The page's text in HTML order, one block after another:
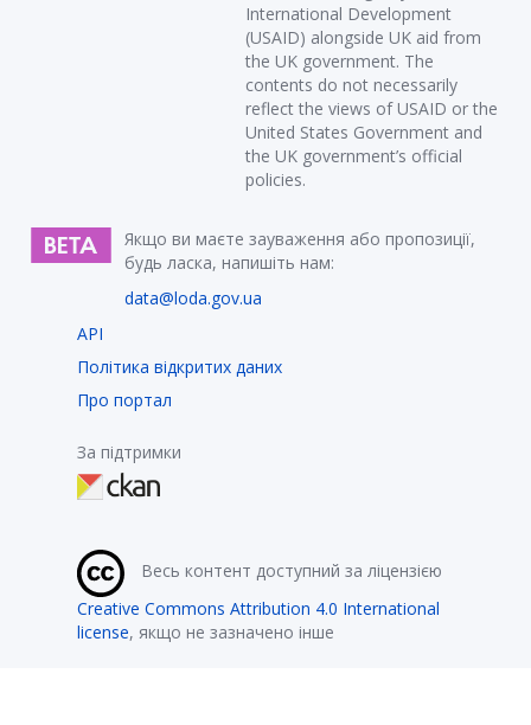
International Development
(USAID) alongside UK aid from
the UK government. The
contents do not necessarily
reflect the views of USAID or the
United States Government and
the UK government’s official
policies.
Якщо ви маєте зауваження або пропозиції,
будь ласка, напишіть нам:
data@loda.gov.ua
API
Політика відкритих даних
Про портал
За підтримки
Весь контент доступний за ліцензією
Creative Commons Attribution 4.0 International
license, якщо не зазначено інше